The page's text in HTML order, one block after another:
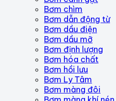
Bơm chìm
Bơm dẫn động từ
Bơm dầu điện
Bơm dầu mỡ
Bơm định lượng
Bơm hóa chất
Bơm hồi lưu
Bơm Ly Tâm
Bơm màng đôi